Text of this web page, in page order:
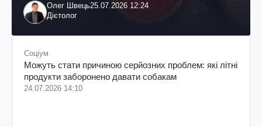
Олег Швець25.07.2026 12:24
Дієтолог
Соціум
Можуть стати причиною серйозних проблем: які літні
продукти заборонено давати собакам
24.07.2026 14:10